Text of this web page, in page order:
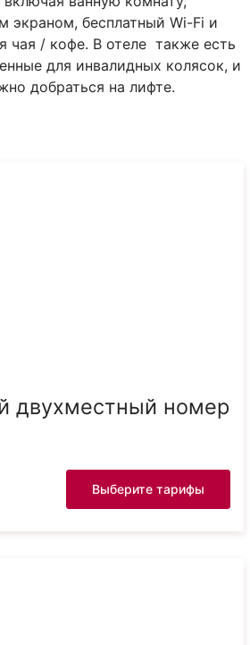
экраном, бесплатный Wi-Fi и
чая / кофе. В отеле также есть
для инвалидных колясок, и
добраться на лифте.
двухместный номер
Выберите тарифы